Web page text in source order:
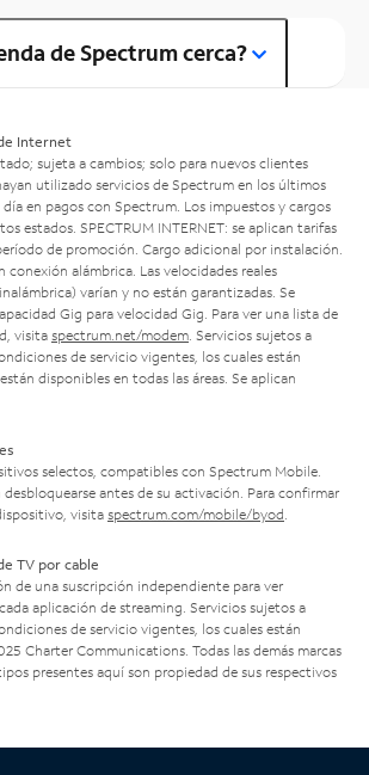
de Spectrum cerca?
Internet
sujeta a cambios; solo para nuevos clientes
utilizado servicios de Spectrum en los últimos
en pagos con Spectrum. Los impuestos y cargos
estados. SPECTRUM INTERNET: se aplican tarifas
de promoción. Cargo adicional por instalación.
conexión alámbrica. Las velocidades reales
varían y no están garantizadas. Se
Gig para velocidad Gig. Para ver una lista de
visita spectrum.net/modem . Servicios sujetos a
de servicio vigentes, los cuales están
disponibles en todas las áreas. Se aplican
selectos, compatibles con Spectrum Mobile.
antes de su activación. Para confirmar
visita spectrum.com/mobile/byod
TV por cable
de una suscripción independiente para ver
aplicación de streaming. Servicios sujetos a
de servicio vigentes, los cuales están
Charter Communications. Todas las demás marcas
presentes aquí son propiedad de sus respectivos